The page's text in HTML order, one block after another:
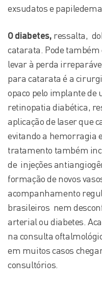
exsudatos e
O diabetes, ressalta,
catarata. Pode
levar à perda
para catarata é a
opaco pelo implante
retinopatia diabética,
aplicação de laser que
evitando a hemorragia
tratamento também
de injeções
formação de novos
acompanhamento
brasileiros nem
arterial ou diabetes.
na consulta
em muitos casos
consultórios.